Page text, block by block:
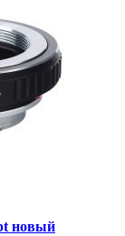
новый